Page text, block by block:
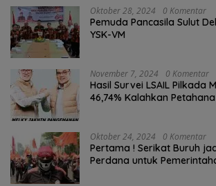
Oktober 28, 2024 0 Komentar
Pemuda Pancasila Sulut
YSK-VM
November 7, 2024 0 Komentar
Hasil Survei LSAIL Pilkada
46,74% Kalahkan
Oktober 24, 2024 0 Komentar
Pertama ! Serikat Buruh
Perdana untuk